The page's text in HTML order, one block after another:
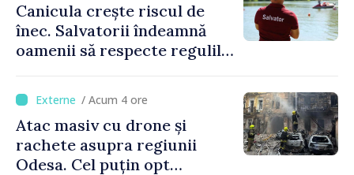
Canicula crește riscul de
înec. Salvatorii îndeamnă
oamenii să respecte regulile
/ Acum 4 ore
Atac masiv cu drone și
rachete asupra regiunii
Odesa. Cel puțin opt